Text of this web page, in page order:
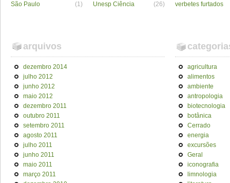
São Paulo
(1) Unesp Ciência (26) verbetes furtados
arquivos
dezembro 2014
julho 2012
junho 2012
maio 2012
dezembro 2011
outubro 2011
setembro 2011
agosto 2011
julho 2011
junho 2011
maio 2011
março 2011
agricultura
alimentos
ambiente
antropologia
biotecnologia
botânica
Cerrado
energia
excursões
Geral
iconografia
limnologia